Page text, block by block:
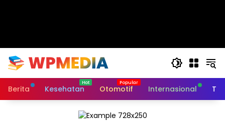
Berita Kesehatan Otomotif Internasional